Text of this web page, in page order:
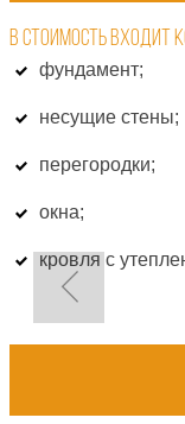
В СТОИМОСТЬ ВХОДИТ
фундамент;
несущие стены;
перегородки;
окна;
кровля с